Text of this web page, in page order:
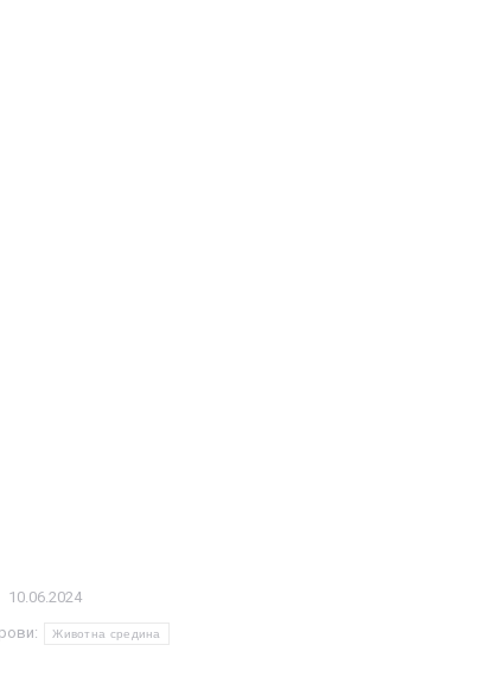
10.06.2024
Животна средина